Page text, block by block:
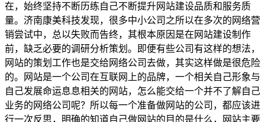
在，始终坚持不断历练自己不断提升网站建设品质和服务质
量。济南康美科技发现，很多中小公司之所以在多次的网络营
销尝试中，总以失败而告终，其根本原因是在网站建设制作
前，缺乏必要的调研分析策划。即便有些公司有这样的想法，
网站的策划工作也是交给网络公司去做，其实这样做是很危险
的。网站是一个公司在互联网上的品牌，一个相关自己形象与
自己发展命运息息相关的网站，怎么能交给一个并不了解自己
业务的网络公司呢？所以每一个准备做网站的公司，都应该进
行一次反思，明确的知道自己做网站的目的是什么，网站主要